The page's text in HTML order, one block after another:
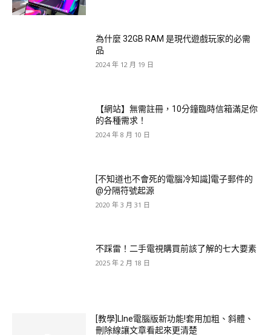
為什麼 32GB RAM 是現代遊戲玩家的必需
品
2024 年 12 月 19 日
【網站】無需註冊，10分鐘臨時信箱滿足你
的各種需求！
2024 年 8 月 10 日
[不知道也不會死的電腦冷知識]電子郵件的
@分隔符號起源
2020 年 3 月 31 日
不踩雷！二手電視購買前該了解的七大要素
2025 年 2 月 18 日
[教學]LIne電腦版新功能!套用加粗、斜體、
刪除線讓文章看起來更清楚